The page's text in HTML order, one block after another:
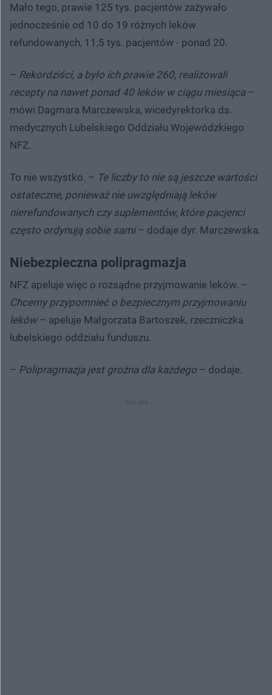
Mało tego, prawie 125 tys. pacjentów zażywało
jednocześnie od 10 do 19 różnych leków
refundowanych, 11,5 tys. pacjentów - ponad 20.
– Rekordziści, a było ich prawie 260, realizowali
recepty na nawet ponad 40 leków w ciągu miesiąca–
mówi Dagmara Marczewska, wicedyrektorka ds.
medycznych Lubelskiego Oddziału Wojewódzkiego
NFZ.
To nie wszystko. – Te liczby to nie są jeszcze wartości
ostateczne, ponieważ nie uwzględniają leków
nierefundowanych czy suplementów, które pacjenci
często ordynują sobie sami– dodaje dyr. Marczewska.
Niebezpieczna polipragmazja
NFZ apeluje więc o rozsądne przyjmowanie leków. –
Chcemy przypomnieć o bezpiecznym przyjmowaniu
leków– apeluje Małgorzata Bartoszek, rzeczniczka
lubelskiego oddziału funduszu.
– Polipragmazja jest groźna dla każdego – dodaje.